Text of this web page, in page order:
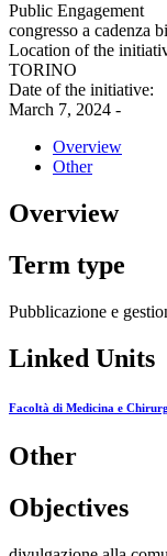
Public Engagement
congresso a cadenza
Location of the
TORINO
Date of the initiative:
March 7, 2024 -
Overview
Other
Overview
Term type
Pubblicazione e
Linked Units
Facoltà di Medicina e
Other
Objectives